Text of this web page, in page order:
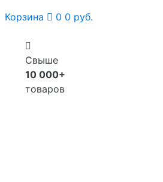
Корзина 0 0 руб.
Свыше
10 000+
товаров